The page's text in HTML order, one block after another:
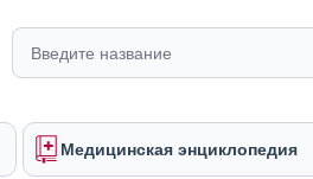
Медицинская энциклопедия